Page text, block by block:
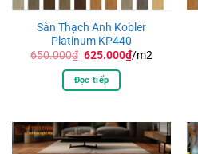
Sàn Thạch Anh Kobler
Platinum KP440
650.000₫ Giá
là:
650.000₫.
625.000₫Giá
hiện
/m2
Đọc tiếp